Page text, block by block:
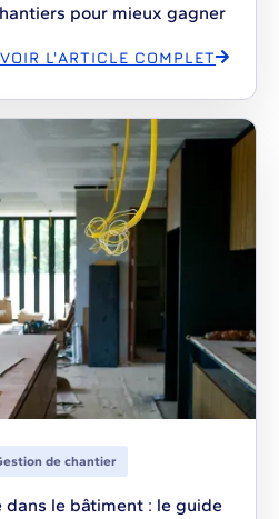
pour mieux gagner
VOIR L'ARTICLE COMPLET
de chantier
dans le bâtiment : le guide